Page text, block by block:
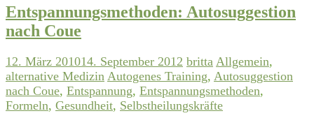
Entspannungsmethoden: Autosuggestion
nach Coue
12. März 201014. September 2012 britta Allgemein,
alternative Medizin Autogenes Training, Autosuggestion
nach Coue, Entspannung, Entspannungsmethoden,
Formeln, Gesundheit, Selbstheilungskräfte